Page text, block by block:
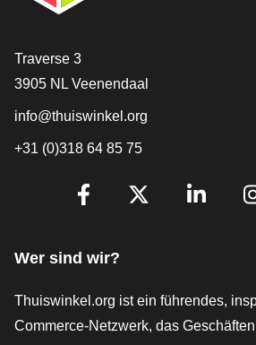
[_General:Contact]
Traverse 3
3905 NL Veenendaal
info@thuiswinkel.org
+31 (0)318 64 85 75
[_General:SocialMediaTitle]
Wer sind wir?
Thuiswinkel.org ist ein führendes,
Commerce-Netzwerk, das